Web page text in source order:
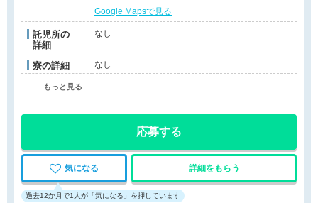
Google Mapsで見る
託児所の
詳細
なし
寮の詳細 なし
もっと見る
応募する
気になる 詳細をもらう
過去12か月で1人が「気になる」を押しています